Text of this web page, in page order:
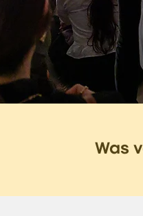
Was